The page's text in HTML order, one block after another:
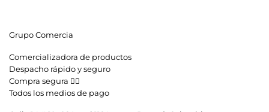
Grupo Comercia
Comercializadora de productos
Despacho rápido y seguro
Compra segura 👇🏼
Todos los medios de pago